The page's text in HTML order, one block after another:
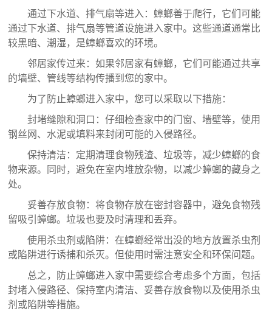
通过下水道、排气扇等进入：蟑螂善于爬行，它们可能
通过下水道、排气扇等管道设施进入家中。这些通道通常比
较黑暗、潮湿，是蟑螂喜欢的环境。
邻居家传过来：如果邻居家有蟑螂，它们可能通过共享
的墙壁、管线等结构传播到您的家中。
为了防止蟑螂进入家中，您可以采取以下措施：
封堵缝隙和洞口：仔细检查家中的门窗、墙壁等，使用
钢丝网、水泥或填料来封闭可能的入侵路径。
保持清洁：定期清理食物残渣、垃圾等，减少蟑螂的食
物来源。同时，避免在室内堆放杂物，以减少蟑螂的藏身之
处。
妥善存放食物：将食物存放在密封容器中，避免食物残
留吸引蟑螂。垃圾也要及时清理和丢弃。
使用杀虫剂或陷阱：在蟑螂经常出没的地方放置杀虫剂
或陷阱进行诱捕和杀灭。但使用时需注意安全和环保问题。
总之，防止蟑螂进入家中需要综合考虑多个方面，包括
封堵入侵路径、保持室内清洁、妥善存放食物以及使用杀虫
剂或陷阱等措施。